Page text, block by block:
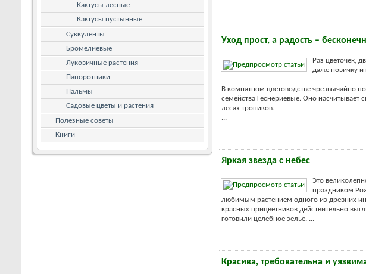
Уход прост, а радость –
Раз цветочек,
даже новичку и
В комнатном цветоводстве чрезвычайно
семейства Геснериевые. Оно
лесах тропиков.
Яркая звезда с небес
Это
праздником
любимым растением одного из древних
красных прицветников действительно
готовили целебное зелье. ...
Красива, требовательна и
Кактусы лесные
Кактусы пустынные
Суккуленты
Бромелиевые
Луковичные растения
Папоротники
Пальмы
Садовые цветы и растения
Полезные советы
Книги